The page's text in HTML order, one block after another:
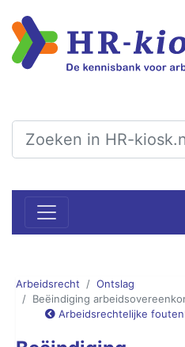
Arbeidsrecht
Ontslag
Beëindiging
Arbeidsrechtelijke fouten